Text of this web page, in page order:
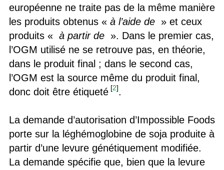
européenne ne traite pas de la même manière
les produits obtenus « à l’aide de » et ceux
produits « à partir de ». Dans le premier cas,
l’OGM utilisé ne se retrouve pas, en théorie,
dans le produit final ; dans le second cas,
l’OGM est la source même du produit final,
donc doit être étiqueté [2].
La demande d’autorisation d’Impossible Foods
porte sur la léghémoglobine de soja produite à
partir d’une levure génétiquement modifiée.
La demande spécifie que, bien que la levure